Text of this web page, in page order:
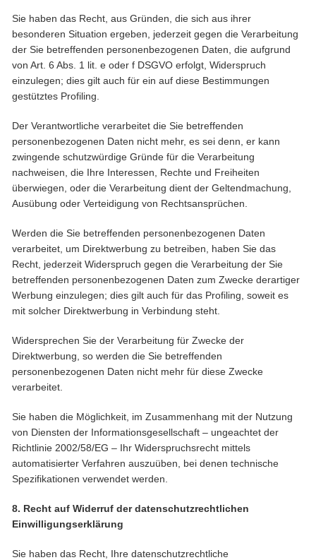
Sie haben das Recht, aus Gründen, die sich aus ihrer
besonderen Situation ergeben, jederzeit gegen die Verarbeitung
der Sie betreffenden personenbezogenen Daten, die aufgrund
von Art. 6 Abs. 1 lit. e oder f DSGVO erfolgt, Widerspruch
einzulegen; dies gilt auch für ein auf diese Bestimmungen
gestütztes Profiling.
Der Verantwortliche verarbeitet die Sie betreffenden
personenbezogenen Daten nicht mehr, es sei denn, er kann
zwingende schutzwürdige Gründe für die Verarbeitung
nachweisen, die Ihre Interessen, Rechte und Freiheiten
überwiegen, oder die Verarbeitung dient der Geltendmachung,
Ausübung oder Verteidigung von Rechtsansprüchen.
Werden die Sie betreffenden personenbezogenen Daten
verarbeitet, um Direktwerbung zu betreiben, haben Sie das
Recht, jederzeit Widerspruch gegen die Verarbeitung der Sie
betreffenden personenbezogenen Daten zum Zwecke derartiger
Werbung einzulegen; dies gilt auch für das Profiling, soweit es
mit solcher Direktwerbung in Verbindung steht.
Widersprechen Sie der Verarbeitung für Zwecke der
Direktwerbung, so werden die Sie betreffenden
personenbezogenen Daten nicht mehr für diese Zwecke
verarbeitet.
Sie haben die Möglichkeit, im Zusammenhang mit der Nutzung
von Diensten der Informationsgesellschaft – ungeachtet der
Richtlinie 2002/58/EG – Ihr Widerspruchsrecht mittels
automatisierter Verfahren auszuüben, bei denen technische
Spezifikationen verwendet werden.
8. Recht auf Widerruf der datenschutzrechtlichen
Einwilligungserklärung
Sie haben das Recht, Ihre datenschutzrechtliche